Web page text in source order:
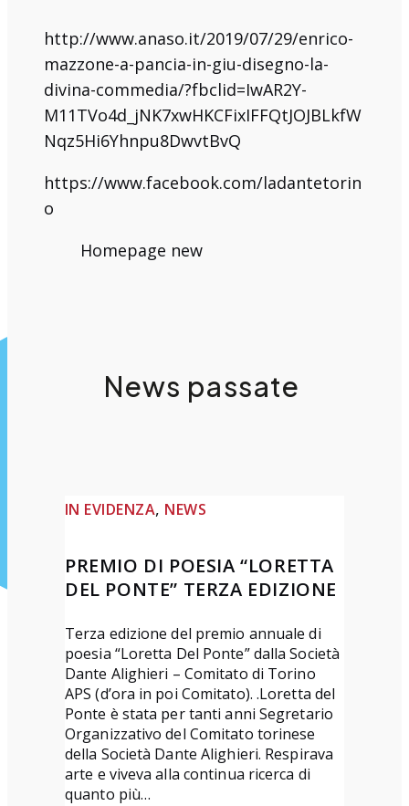
http://www.anaso.it/2019/07/29/enrico-
mazzone-a-pancia-in-giu-disegno-la-
divina-commedia/?fbclid=IwAR2Y-
M11TVo4d_jNK7xwHKCFixIFFQtJOJBLkfW
Nqz5Hi6Yhnpu8DwvtBvQ
https://www.facebook.com/ladantetorin
o
Homepage new
News passate
IN EVIDENZA, NEWS
PREMIO DI POESIA “LORETTA
DEL PONTE” TERZA EDIZIONE
Terza edizione del premio annuale di
poesia “Loretta Del Ponte” dalla Società
Dante Alighieri – Comitato di Torino
APS (d’ora in poi Comitato). .Loretta del
Ponte è stata per tanti anni Segretario
Organizzativo del Comitato torinese
della Società Dante Alighieri. Respirava
arte e viveva alla continua ricerca di
quanto più…